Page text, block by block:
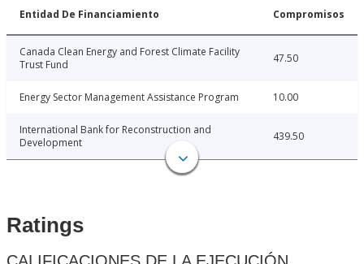
Entidad De Financiamiento Compromisos
Canada Clean Energy and Forest Climate Facility
Trust Fund
47.50
Energy Sector Management Assistance Program 10.00
International Bank for Reconstruction and
Development
439.50
Ratings